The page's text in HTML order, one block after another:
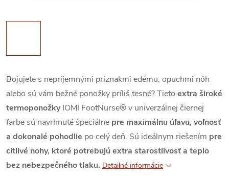
Bojujete s nepríjemnými príznakmi edému, opuchmi nôh
alebo sú vám bežné ponožky príliš tesné? Tieto extra široké
termoponožkyIOMI FootNurse® v univerzálnej čiernej
farbe sú navrhnuté špeciálne pre maximálnu úľavu, voľnosť
a dokonalé pohodlie po celý deň. Sú ideálnym riešením pre
citlivé nohy, ktoré potrebujú extra starostlivosť a teplo
bez nebezpečného tlaku. Detailné informácie